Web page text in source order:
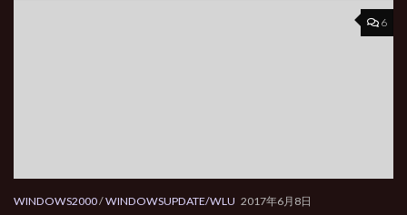
6
WINDOWS2000/WINDOWSUPDATE/WLU 2017年6月8日